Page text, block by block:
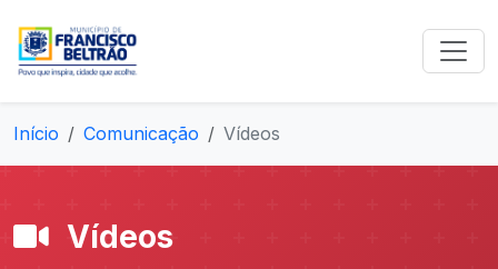
Início Comunicação Vídeos
Vídeos